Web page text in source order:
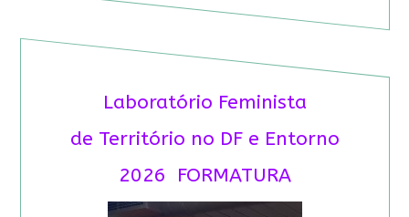
Laboratório Feminista
de Território no DF e Entorno
2026 FORMATURA